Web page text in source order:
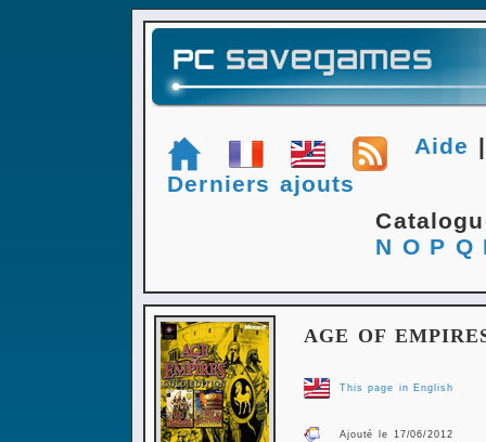
Aide
Derniers ajouts
N O P Q
AGE OF
This page in English
Ajouté le 17/06/2012